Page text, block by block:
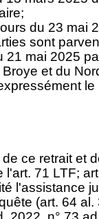
du 23 mai
sont
21 mai 2025
et du
ce retrait et
l'art. 71 LTF;
l'assistance
(art. 64 al.